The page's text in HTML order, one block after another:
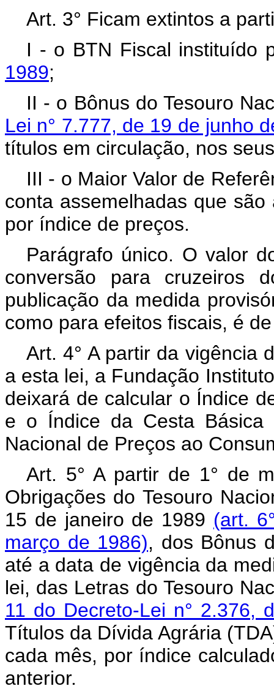
Art. 3° Ficam extintos a
I - o BTN Fiscal instituído
1989;
II - o Bônus do Tesouro
Lei n° 7.777, de 19 de junho
títulos em circulação, nos
III - o Maior Valor de
conta assemelhadas que
por índice de preços.
Parágrafo único. O valor
conversão para cruzeiros
publicação da medida
como para efeitos fiscais, é
Art. 4° A partir da vigência
a esta lei, a Fundação
deixará de calcular o Índice
e o Índice da Cesta Básica
Nacional de Preços ao
Art. 5° A partir de 1° de
Obrigações do Tesouro
15 de janeiro de 1989 (art.
março de 1986), dos Bônus
até a data de vigência da
lei, das Letras do Tesouro
11 do Decreto-Lei n° 2.376,
Títulos da Dívida Agrária
cada mês, por índice
anterior.